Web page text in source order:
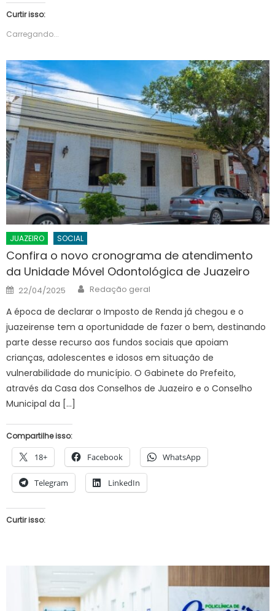
Curtir isso:
Carregando...
JUAZEIRO SOCIAL
Confira o novo cronograma de atendimento
da Unidade Móvel Odontológica de Juazeiro
Posted
on
22/04/2025 Author
Redação geral
A época de declarar o Imposto de Renda já chegou e o
juazeirense tem a oportunidade de fazer o bem, destinando
parte desse recurso aos fundos sociais que apoiam
crianças, adolescentes e idosos em situação de
vulnerabilidade do município. O Gabinete do Prefeito,
através da Casa dos Conselhos de Juazeiro e o Conselho
Municipal da […]
Compartilhe isso:
18+ Facebook WhatsApp
Telegram LinkedIn
Curtir isso: